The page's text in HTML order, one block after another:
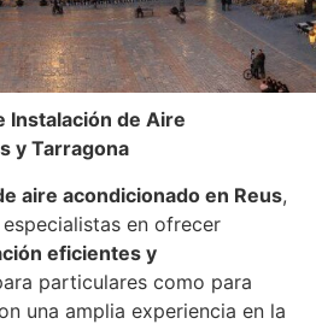
Instalación de Aire
y Tarragona
aire acondicionado en Reus,
en ofrecer
eficientes y
particulares como para
una amplia experiencia en la